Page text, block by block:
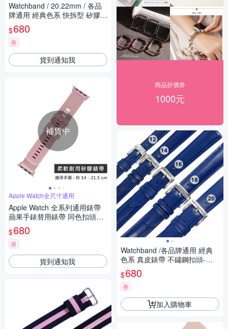
Watchband / 20.22mm / 各品
牌通用 經典色系 快拆型 矽膠錶
帶-深紅色
$680
券
貨到通知我
補貨中
Apple Watch全尺寸通用
Apple Watch 全系列通用錶帶
蘋果手錶替用錶帶 同色扣頭及
連接器 矽膠錶帶-淺粉色
$680
券
貨到通知我
商品折價券
1000元
Watchband /各品牌通用 經典
色系 真皮錶帶 不鏽鋼扣頭-藍
色
$680
券
加入購物車